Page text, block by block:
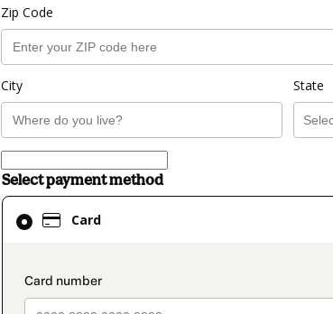
Zip Code
City State
Select payment method
Card
payment_data.section_title_v2
Card
selected
method